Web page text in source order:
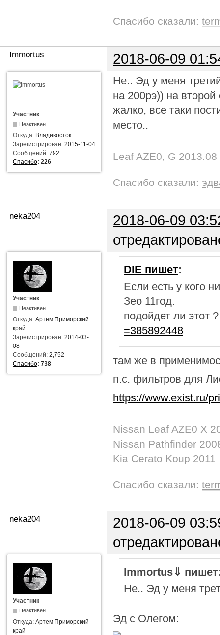
Спасибо сказали:
Immortus 2018-06-09
Участник
Неактивен
Откуда: Владивосток
Зарегистрирован: 2015-11-04
Сообщений: 792
Спасибо: 226
Не.. Эд у меня
на 200рэ)) на
жалко, все таки
место..
Leaf AZE0, G 2013.08
Спасибо сказали:
neka204
2018-06-09
Участник
Неактивен
Откуда: Артем Приморский
край
Зарегистрирован: 2014-03-
08
Сообщений: 2,752
Спасибо: 738
DIE пишет:
Если есть у кого
Зео 11год.
подойдет ли этот
=385892448
там же в
п.с. фильтров для
https://www.exist.ru/
Nissan Leaf AZE0 X
Nissan Pathfinder
Kia Cerato Koup 2011
Спасибо сказали:
neka204
2018-06-09
Участник
Неактивен
Откуда: Артем Приморский
край
Immortus⇓
Не.. Эд у меня
Эд с Олегом: